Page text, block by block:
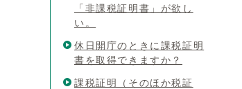
「非課税証明書」が欲し
い。
休日開庁のときに課税証明
書を取得できますか？
課税証明（そのほか税証